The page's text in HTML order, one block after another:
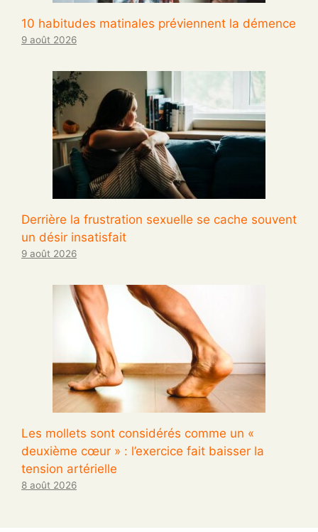
10 habitudes matinales préviennent la démence
9 août 2026
Derrière la frustration sexuelle se cache souvent
un désir insatisfait
9 août 2026
Les mollets sont considérés comme un «
deuxième cœur » : l’exercice fait baisser la
tension artérielle
8 août 2026